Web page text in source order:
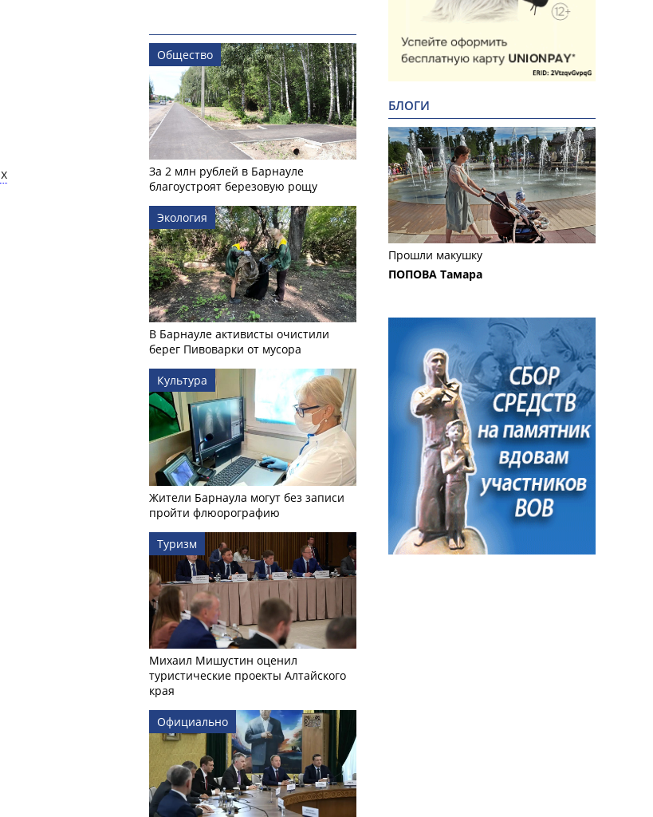
Общество
За 2 млн рублей в Барнауле
благоустроят березовую рощу
Экология
В Барнауле активисты очистили
берег Пивоварки от мусора
Культура
Жители Барнаула могут без записи
пройти флюорографию
Туризм
Михаил Мишустин оценил
туристические проекты Алтайского
края
Официально
БЛОГИ
Прошли макушку
ПОПОВА Тамара